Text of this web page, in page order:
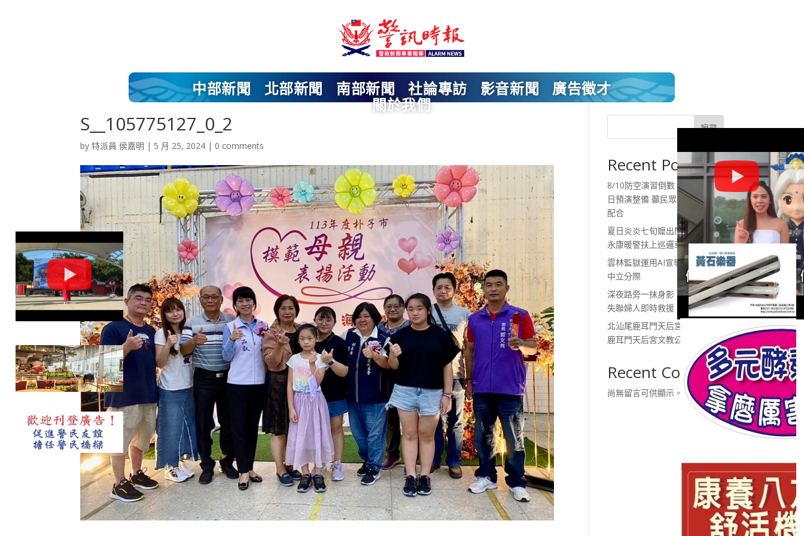
中部新聞 北部新聞 南部新聞 社論專訪 影音新聞
廣告徵才
關於我們
S__105775127_0_2
by特派員 侯嘉明 | 5 月 25, 2024 | 0 comments
搜尋
Recent Posts
8/10防空演習倒數 北港警連2
日預演整備 籲民眾30分鐘務必
配合
夏日炎炎七旬嬤出門體力不支
永康暖警扶上巡邏車護送返家
雲林監獄運用AI宣導 守住行政
中立分際
深夜路旁一抹身影 斗六警發現
失聯婦人即時救援
北汕尾鹿耳門天后宮 財團法人
鹿耳門天后宮文教公益基金會
Recent Comments
尚無留言可供顯示。